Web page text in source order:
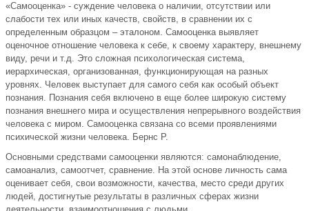
«Самооценка» - суждение человека о наличии, отсутствии или
слабости тех или иных качеств, свойств, в сравнении их с
определенным образцом – эталоном. Самооценка выявляет
оценочное отношение человека к себе, к своему характеру, внешнему
виду, речи и т.д. Это сложная психологическая система,
иерархическая, организованная, функционирующая на разных
уровнях. Человек выступает для самого себя как особый объект
познания. Познания себя включено в еще более широкую систему
познания внешнего мира и осуществления непрерывного воздействия
человека с миром. Самооценка связана со всеми проявлениями
психической жизни человека. Бернс Р.
Основными средствами самооценки являются: самонаблюдение,
самоанализ, самоотчет, сравнение. На этой основе личность сама
оценивает себя, свои возможности, качества, место среди других
людей, достигнутые результаты в различных сферах жизни